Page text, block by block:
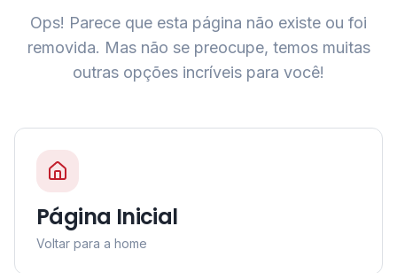
Ops! Parece que esta página não existe ou foi
removida. Mas não se preocupe, temos muitas
outras opções incríveis para você!
Página Inicial
Voltar para a home